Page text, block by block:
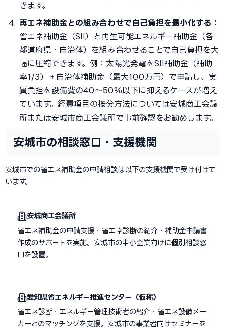
きます。
再エネ補助金との組み合わせで自己負担を最小化する：
省エネ補助金（SII）と再生可能エネルギー補助金（各
都道府県・自治体）を組み合わせることで自己負担を大
幅に圧縮できます。例：太陽光発電をSII補助金（補助
率1/3）＋自治体補助金（最大100万円）で申請し、実
質負担を設備費の40〜50%以下に抑えるケースが増え
ています。経費項目の按分方法については安城商工会議
所または安城市商工会議所で事前確認をお勧めします。
安城市の相談窓口・支援機関
安城市での省エネ補助金の申請相談は以下の支援機関で受け付けて
います。
安城商工会議所
省エネ補助金の申請支援・省エネ診断の紹介・補助金申請書
作成のサポートを実施。安城市の中小企業向けに個別相談窓
口を設置。
愛知県省エネルギー推進センター（仮称）
省エネ診断・エネルギー管理技術者の紹介・省エネ設備メー
カーとのマッチングを支援。安城市の事業者向けセミナーを